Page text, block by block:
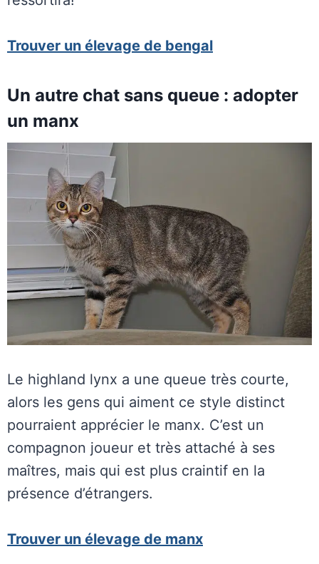
Trouver un élevage de bengal
Un autre chat sans queue : adopter
un manx
Le highland lynx a une queue très courte,
alors les gens qui aiment ce style distinct
pourraient apprécier le manx. C’est un
compagnon joueur et très attaché à ses
maîtres, mais qui est plus craintif en la
présence d’étrangers.
Trouver un élevage de manx